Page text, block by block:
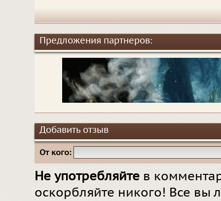
Предложения партнеров:
Добавить отзыв
От кого:
Не употребляйте в
оскорбляйте никого! Все вы